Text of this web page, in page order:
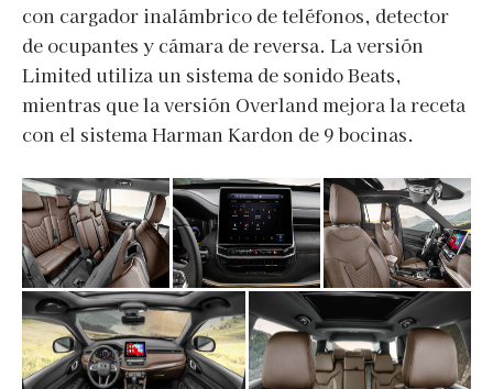
con cargador inalámbrico de teléfonos, detector
de ocupantes y cámara de reversa. La versión
Limited utiliza un sistema de sonido Beats,
mientras que la versión Overland mejora la receta
con el sistema Harman Kardon de 9 bocinas.